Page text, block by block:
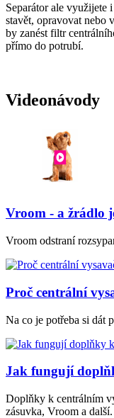
Separátor ale využijete
stavět, opravovat nebo
by zanést filtr
přímo do potrubí.
Videonávody
Vroom - a žrádlo
Vroom odstraní
Proč centrální
Na co je potřeba si dát
Jak fungují
Doplňky k centrálním
zásuvka, Vroom a další.